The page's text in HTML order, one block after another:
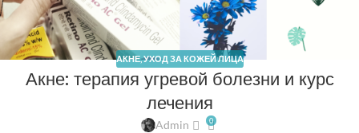
АКНЕ,УХОД ЗА КОЖЕЙ ЛИЦА
Акне: терапия угревой болезни и курс
лечения
Admin 0